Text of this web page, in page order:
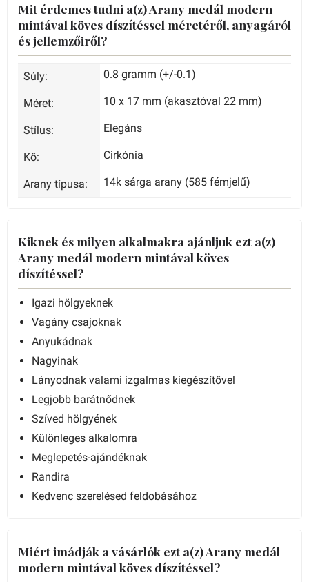
Mit érdemes tudni a(z) Arany medál modern
mintával köves díszítéssel méretéről, anyagáról
és jellemzőiről?
Súly: 0.8 gramm (+/-0.1)
Méret: 10 x 17 mm (akasztóval 22 mm)
Stílus: Elegáns
Kő: Cirkónia
Arany típusa: 14k sárga arany (585 fémjelű)
Kiknek és milyen alkalmakra ajánljuk ezt a(z)
Arany medál modern mintával köves
díszítéssel?
Igazi hölgyeknek
Vagány csajoknak
Anyukádnak
Nagyinak
Lányodnak valami izgalmas kiegészítővel
Legjobb barátnődnek
Szíved hölgyének
Különleges alkalomra
Meglepetés-ajándéknak
Randira
Kedvenc szerelésed feldobásához
Miért imádják a vásárlók ezt a(z) Arany medál
modern mintával köves díszítéssel?